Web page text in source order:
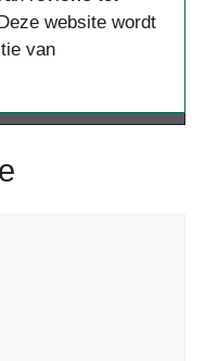
website wordt
van